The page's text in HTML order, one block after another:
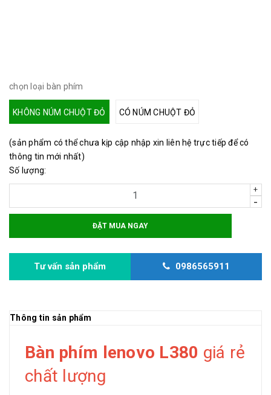
chọn loại bàn phím
KHÔNG NÚM CHUỘT ĐỎ CÓ NÚM CHUỘT ĐỎ
(sản phẩm có thể chưa kịp cập nhập xin liên hệ trực tiếp để có
thông tin mới nhất)
Số lượng:
+
-
ĐẶT MUA NGAY
Tư vấn sản phẩm 0986565911
Thông tin sản phẩm
Bàn phím lenovo L380 giá rẻ
chất lượng